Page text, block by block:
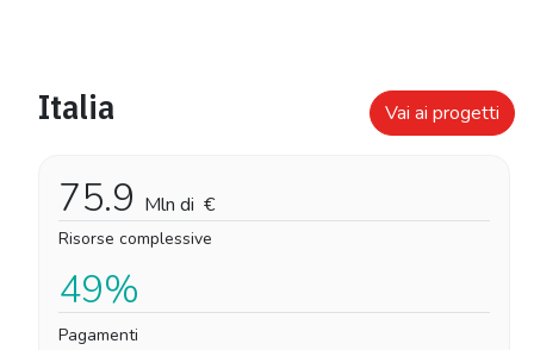
Italia Vai ai progetti
75.9 Mln di €
Risorse complessive
49%
Pagamenti